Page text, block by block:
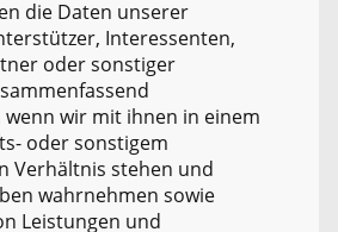
die Daten unserer
Interessenten,
oder sonstiger
wenn wir mit ihnen in einem
oder sonstigem
Verhältnis stehen und
wahrnehmen sowie
Leistungen und